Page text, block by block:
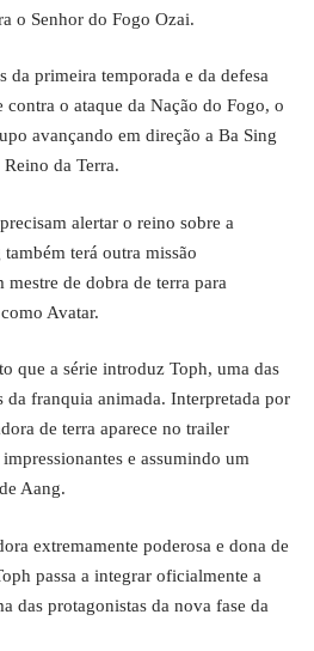
o Senhor do Fogo Ozai.
da primeira temporada e da defesa
o ataque da Nação do Fogo, o
avançando em direção a Ba Sing
da Terra.
alertar o reino sobre a
terá outra missão
de dobra de terra para
Avatar.
que a série introduz Toph, uma das
da franquia animada. Interpretada por
de terra aparece no trailer
e assumindo um
Aang.
extremamente poderosa e dona de
passa a integrar oficialmente a
das protagonistas da nova fase da